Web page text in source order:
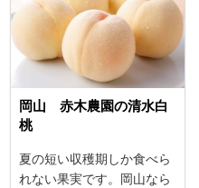
岡山 赤木農園の清水白
桃
夏の短い収穫期しか食べら
れない果実です。岡山なら